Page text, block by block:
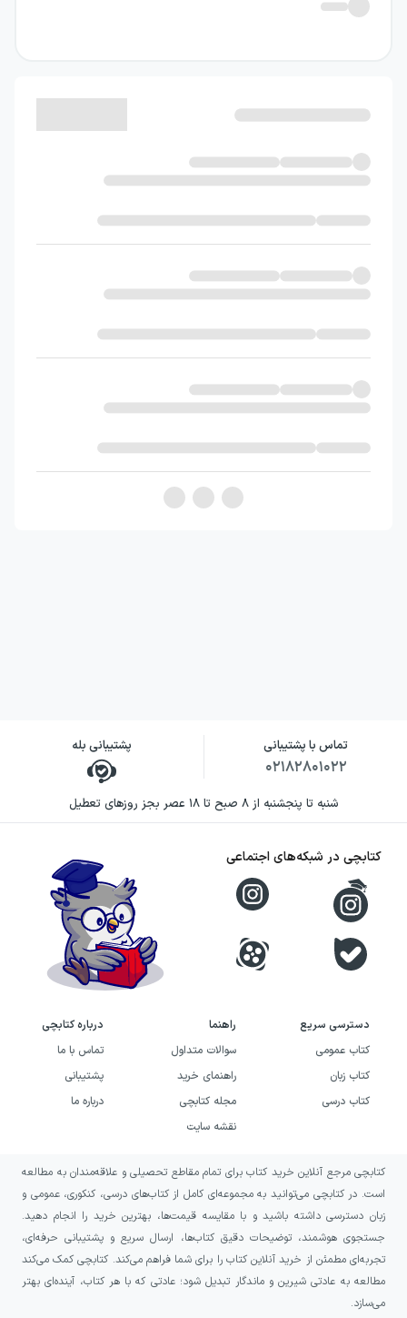
تماس با پشتیبانی
۰۲۱۸۲۸۰۱۰۲۲
پشتیبانی بله
شنبه تا پنجشنبه از ۸ صبح تا ۱۸ عصر بجز روزهای تعطیل
دسترسی سریع
کتاب عمومی
کتاب زبان
کتاب درسی
راهنما
سوالات متداول
راهنمای خرید
مجله کتابچی
نقشه سایت
درباره کتابچی
تماس با ما
پشتیبانی
درباره ما
کتابچی در شبکه‌های اجتماعی
کتابچی مرجع آنلاین خرید کتاب برای تمام مقاطع تحصیلی و علاقه‌مندان به مطالعه
است. در کتابچی می‌توانید به مجموعه‌ای کامل از کتاب‌های درسی، کنکوری، عمومی و
زبان دسترسی داشته باشید و با مقایسه قیمت‌ها، بهترین خرید را انجام دهید.
جستجوی هوشمند، توضیحات دقیق کتاب‌ها، ارسال سریع و پشتیبانی حرفه‌ای،
تجربه‌ای مطمئن از خرید آنلاین کتاب را برای شما فراهم می‌کند. کتابچی کمک می‌کند
مطالعه به عادتی شیرین و ماندگار تبدیل شود؛ عادتی که با هر کتاب، آینده‌ای بهتر
می‌سازد.